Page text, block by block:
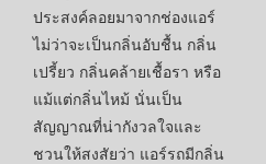
ประสงค์ลอยมาจากช่องแอร์
ไม่ว่าจะเป็นกลิ่นอับชื้น กลิ่น
เปรี้ยว กลิ่นคล้ายเชื้อรา หรือ
แม้แต่กลิ่นไหม้ นั่นเป็น
สัญญาณที่น่ากังวลใจและ
ชวนให้สงสัยว่า แอร์รถมีกลิ่น